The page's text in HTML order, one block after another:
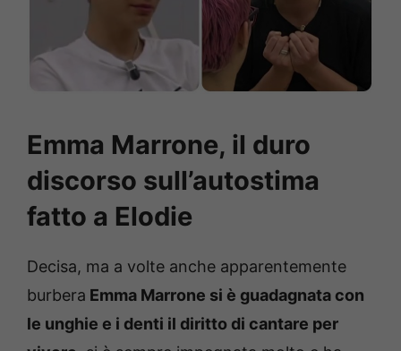
Emma Marrone, il duro
discorso sull’autostima
fatto a Elodie
Decisa, ma a volte anche apparentemente
burbera Emma Marrone si è guadagnata con
le unghie e i denti il diritto di cantare per